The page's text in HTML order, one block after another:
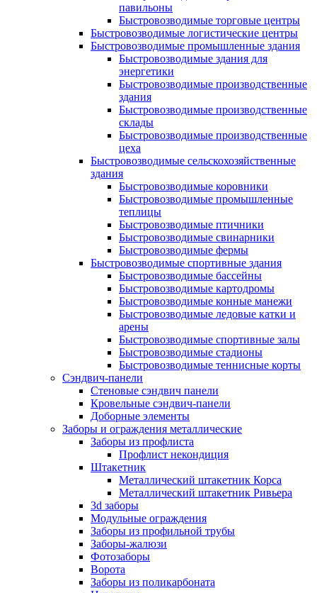
павильоны
Быстровозводимые торговые центры
Быстровозводимые логистические центры
Быстровозводимые промышленные здания
Быстровозводимые здания для
энергетики
Быстровозводимые производственные
здания
Быстровозводимые производственные
склады
Быстровозводимые производственные
цеха
Быстровозводимые сельскохозяйственные
здания
Быстровозводимые коровники
Быстровозводимые промышленные
теплицы
Быстровозводимые птичники
Быстровозводимые свинарники
Быстровозводимые фермы
Быстровозводимые спортивные здания
Быстровозводимые бассейны
Быстровозводимые картодромы
Быстровозводимые конные манежи
Быстровозводимые ледовые катки и
арены
Быстровозводимые спортивные залы
Быстровозводимые стадионы
Быстровозводимые теннисные корты
Сэндвич-панели
Стеновые сэндвич панели
Кровельные сэндвич-панели
Доборные элементы
Заборы и ограждения металлические
Заборы из профлиста
Профлист некондиция
Штакетник
Металлический штакетник Корса
Металлический штакетник Ривьера
3d заборы
Модульные ограждения
Заборы из профильной трубы
Заборы-жалюзи
Фотозаборы
Ворота
Заборы из поликарбоната